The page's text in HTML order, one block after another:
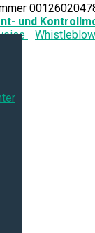
und